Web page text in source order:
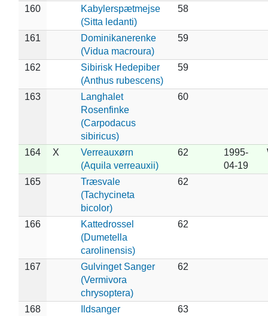
160
Kabylerspætmejse
(Sitta ledanti)
58
161
Dominikanerenke
(Vidua macroura)
59
162
Sibirisk Hedepiber
(Anthus rubescens)
59
163
Langhalet
Rosenfinke
(Carpodacus
sibiricus)
60
164 X
Verreauxørn
(Aquila verreauxii)
62
1995-
04-19
165
Træsvale
(Tachycineta
bicolor)
62
166
Kattedrossel
(Dumetella
carolinensis)
62
167
Gulvinget Sanger
(Vermivora
chrysoptera)
62
168
Ildsanger
63